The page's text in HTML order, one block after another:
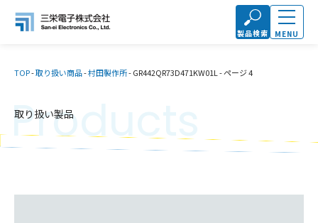
製品検索 MENU
TOP-取り扱い商品-村田製作所-GR442QR73D471KW01L -ページ 4
取り扱い製品
Products